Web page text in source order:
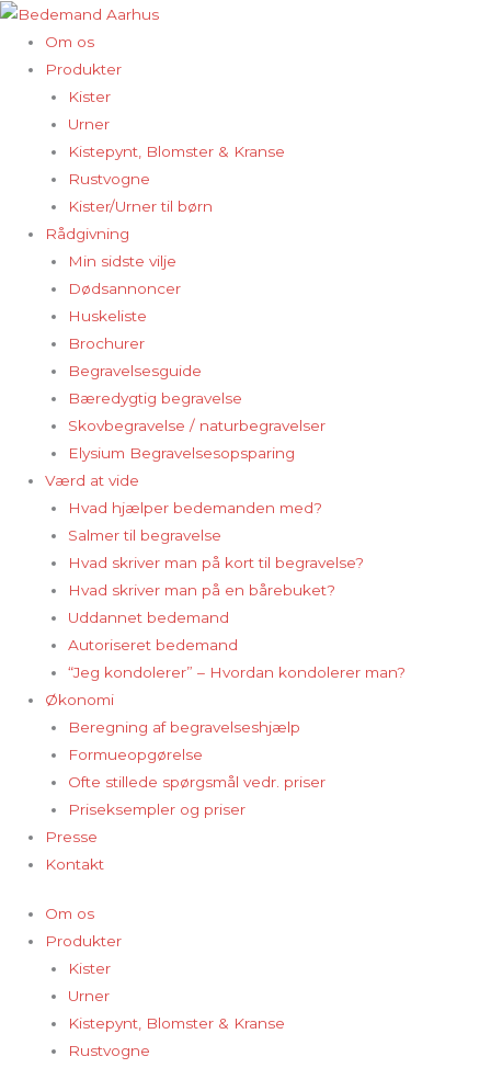
Gå
indholdet
Om os
Produkter
Kister
Urner
Kistepynt, Blomster & Kranse
Rustvogne
Kister/Urner til børn
Rådgivning
Min sidste vilje
Dødsannoncer
Huskeliste
Brochurer
Begravelsesguide
Bæredygtig begravelse
Skovbegravelse / naturbegravelser
Elysium Begravelsesopsparing
Værd at vide
Hvad hjælper bedemanden med?
Salmer til begravelse
Hvad skriver man på kort til begravelse?
Hvad skriver man på en bårebuket?
Uddannet bedemand
Autoriseret bedemand
“Jeg kondolerer” – Hvordan kondolerer man?
Økonomi
Beregning af begravelseshjælp
Formueopgørelse
Ofte stillede spørgsmål vedr. priser
Priseksempler og priser
Presse
Kontakt
Om os
Produkter
Kister
Urner
Kistepynt, Blomster & Kranse
Rustvogne